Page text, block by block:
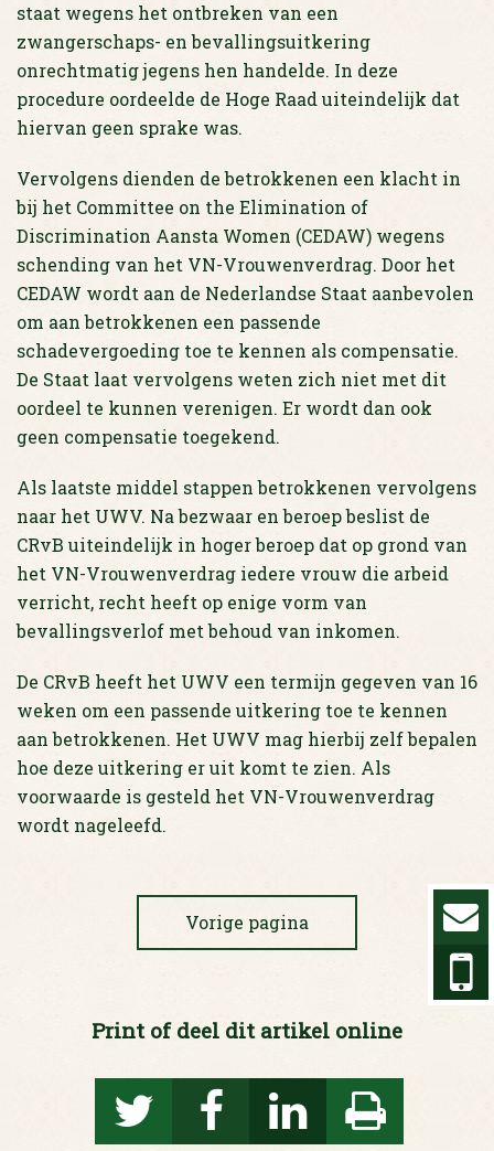
staat wegens het ontbreken van een
zwangerschaps- en bevallingsuitkering
onrechtmatig jegens hen handelde. In deze
procedure oordeelde de Hoge Raad uiteindelijk dat
hiervan geen sprake was.
Vervolgens dienden de betrokkenen een klacht in
bij het Committee on the Elimination of
Discrimination Aansta Women (CEDAW) wegens
schending van het VN-Vrouwenverdrag. Door het
CEDAW wordt aan de Nederlandse Staat aanbevolen
om aan betrokkenen een passende
schadevergoeding toe te kennen als compensatie.
De Staat laat vervolgens weten zich niet met dit
oordeel te kunnen verenigen. Er wordt dan ook
geen compensatie toegekend.
Als laatste middel stappen betrokkenen vervolgens
naar het UWV. Na bezwaar en beroep beslist de
CRvB uiteindelijk in hoger beroep dat op grond van
het VN-Vrouwenverdrag iedere vrouw die arbeid
verricht, recht heeft op enige vorm van
bevallingsverlof met behoud van inkomen.
De CRvB heeft het UWV een termijn gegeven van 16
weken om een passende uitkering toe te kennen
aan betrokkenen. Het UWV mag hierbij zelf bepalen
hoe deze uitkering er uit komt te zien. Als
voorwaarde is gesteld het VN-Vrouwenverdrag
wordt nageleefd.
Vorige pagina
Print of deel dit artikel online